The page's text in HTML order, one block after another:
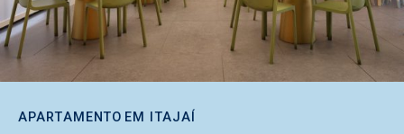
APARTAMENTO EM ITAJAÍ